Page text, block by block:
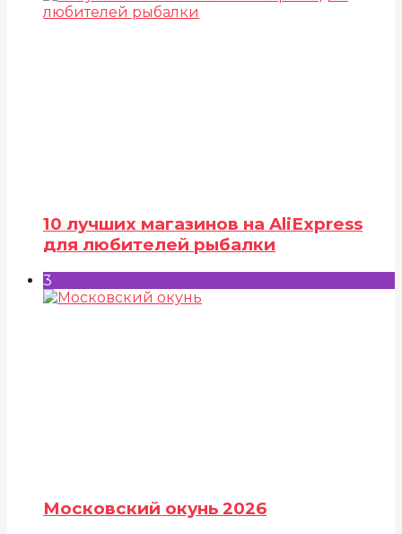
10 лучших магазинов на AliExpress
для любителей рыбалки
3
Московский окунь 2026